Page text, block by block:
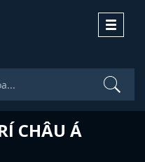
Toggle
CHÂU Á